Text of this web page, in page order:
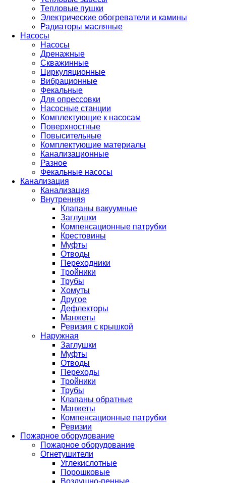
Тепловые пушки
Электрические обогреватели и камины
Радиаторы масляные
Насосы
Насосы
Дренажные
Скважинные
Циркуляционные
Вибрационные
Фекальные
Для опрессовки
Насосные станции
Комплектующие к насосам
Поверхностные
Повысительные
Комплектующие материалы
Канализационные
Разное
Фекальные насосы
Канализация
Канализация
Внутренняя
Клапаны вакуумные
Заглушки
Компенсационные патрубки
Крестовины
Муфты
Отводы
Переходники
Тройники
Трубы
Хомуты
Другое
Дефлекторы
Манжеты
Ревизия с крышкой
Наружная
Заглушки
Муфты
Отводы
Переходы
Тройники
Трубы
Клапаны обратные
Манжеты
Компенсационные патрубки
Ревизии
Пожарное оборудование
Пожарное оборудование
Огнетушители
Углекислотные
Порошковые